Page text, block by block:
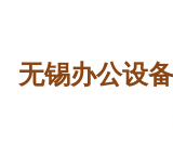
无锡办公设